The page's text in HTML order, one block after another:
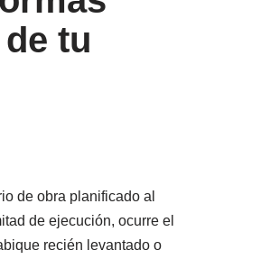
tu
de obra planificado al
de ejecución, ocurre el
recién levantado o